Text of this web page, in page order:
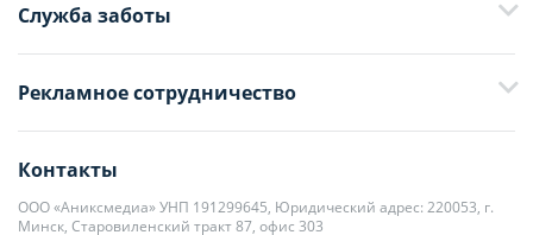
Служба заботы
+375 29 376-13-70
+375 33 376-13-70
editor@domovita.by
Мы принимаем звонки и отвечаем на письма в будние дни с 9:00 до
Рекламное сотрудничество
+375 29 563-15-61 Кристина Филюта
kb@domovita.by
+375 29 179-11-28 Владислав Гладченко
Контакты
ООО «Аниксмедиа» УНП 191299645, Юридический адрес: 220053, г.
Минск, Старовиленский тракт 87, офис 303